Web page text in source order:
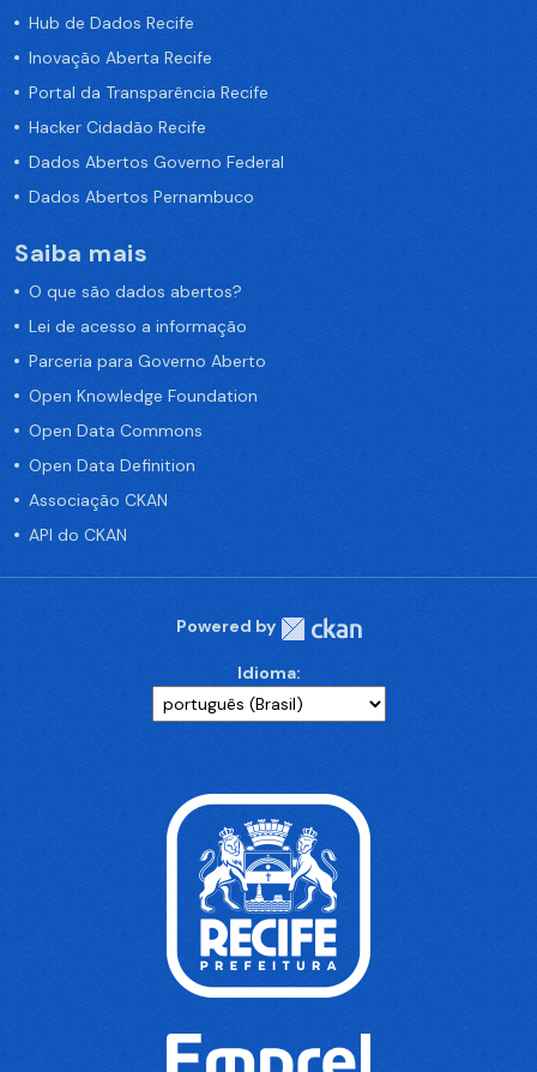
Hub de Dados Recife
Inovação Aberta Recife
Portal da Transparência Recife
Hacker Cidadão Recife
Dados Abertos Governo Federal
Dados Abertos Pernambuco
Saiba mais
O que são dados abertos?
Lei de acesso a informação
Parceria para Governo Aberto
Open Knowledge Foundation
Open Data Commons
Open Data Definition
Associação CKAN
API do CKAN
Powered by
Idioma